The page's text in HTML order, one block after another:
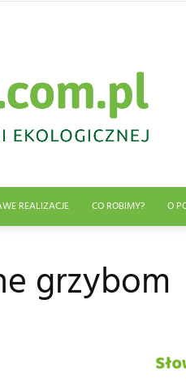
REALIZACJE CO ROBIMY? O
grzybom